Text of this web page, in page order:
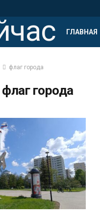
ГЛАВНАЯ
флаг города
флаг города